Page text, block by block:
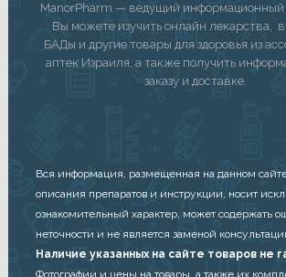
ManorPharm — ведущий информационный
Вы можете изучить онлайн лекарства,
БАДы и другие товары для здоровья из
аптек Израиля, а также получить
заказу и доставке.
Вся информация, размещенная на данном
описания препаратов и инструкции, носит
ознакомительный характер, может содержать
неточности и не является заменой
Наличие указанных на сайте товаров не